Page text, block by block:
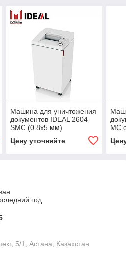
Машина для уничтожения
документов IDEAL 2604
SMC (0.8x5 мм)
Цену уточняйте
MC
год
5/1, Астана, Казахстан